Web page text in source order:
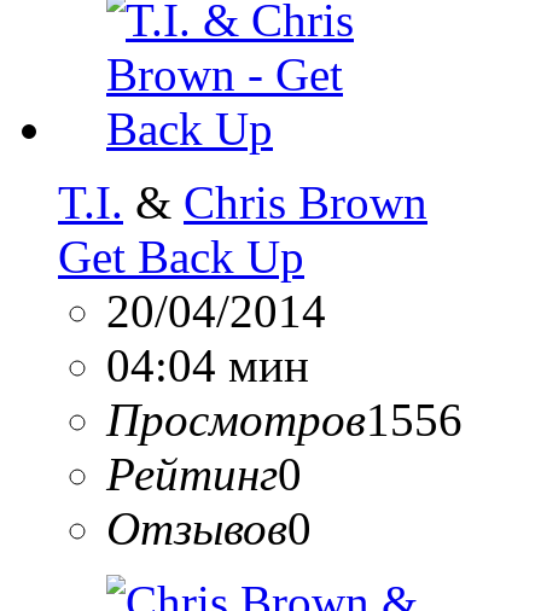
T.I. & Chris Brown
Get Back Up
20/04/2014
04:04 мин
Просмотров1556
Рейтинг0
Отзывов0